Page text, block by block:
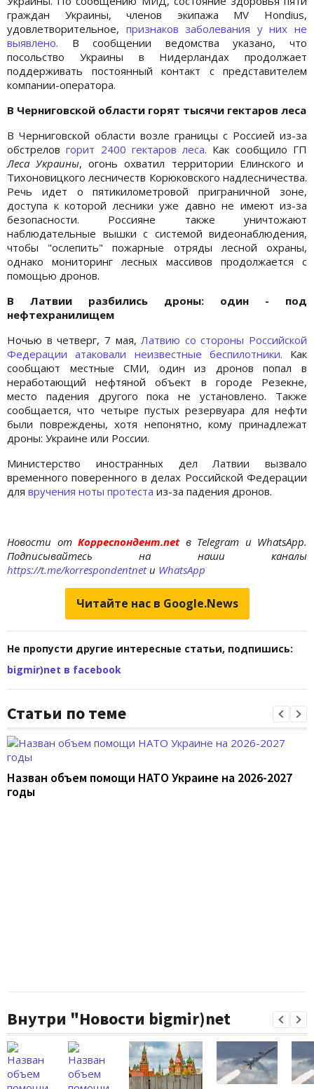
граждан Украины, членов экипажа MV Hondius,
удовлетворительное, признаков заболевания у них не
выявлено. В сообщении ведомства указано, что
посольство Украины в Нидерландах продолжает
поддерживать постоянный контакт с представителем
компании-оператора.
В Черниговской области горят тысячи гектаров леса
В Черниговской области возле границы с Россией из-за
обстреловгорит 2400 гектаров леса. Как сообщило ГП
Леса Украины, огонь охватил территории Елинского и
Тихоновицкого лесничеств Корюковского надлесничества.
Речь идет о пятикилометровой приграничной зоне,
доступа к которой лесники уже давно не имеют из-за
безопасности. Россияне также уничтожают
наблюдательные вышки с системой видеонаблюдения,
чтобы "ослепить" пожарные отряды лесной охраны,
однако мониторинг лесных массивов продолжается с
помощью дронов.
В Латвии разбились дроны: один - под
нефтехранилищем
Ночью в четверг, 7 мая, Латвию со стороны Российской
Федерации атаковали неизвестные беспилотники. Как
сообщают местные СМИ, один из дронов попал в
неработающий нефтяной объект в городе Резекне,
место падения другого пока не установлено. Также
сообщается, что четыре пустых резервуара для нефти
были повреждены, хотя непонятно, кому принадлежат
дроны: Украине или России.
Министерство иностранных дел Латвии вызвало
временного поверенного в делах Российской Федерации
для вручения ноты протеста из-за падения дронов.
Новости отКорреспондент.net в Telegram и WhatsApp.
Подписывайтесь на наши каналы
https://t.me/korrespondentnetи WhatsApp
Читайте нас в Google.News
Не пропусти другие интересные статьи, подпишись:
bigmir)net в facebook
Статьи по теме
Назван объем помощи НАТО Украине на 2026-2027
годы
Внутри "Новости bigmir)net